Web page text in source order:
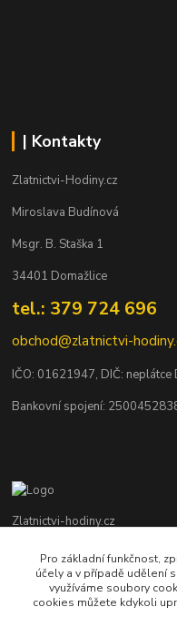
| Kontakty
Zlatnictvi-Hodiny.cz
Miroslava Budínová
Msgr. B. Staška 1
34401 Domažlice
tel.: 379 724 696
obchod@zlatnictvi-
IČO: 01621947, DIČ: neplátce
Bankovní spojení:
Zlatnictvi-hodiny.cz
+420 379 492 545
Po - Pá: 9,00 - 17,00 hod., So:
Pro základní funkčnost,
účely a v případě udělení
využíváme soubory
cookies můžete kdykoli